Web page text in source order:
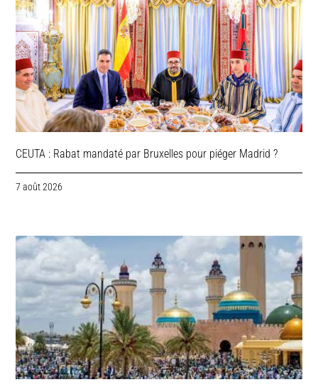
CEUTA : Rabat mandaté par Bruxelles pour piéger Madrid ?
7 août 2026